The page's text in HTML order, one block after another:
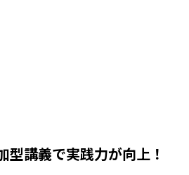
型講義で実践力が向上！